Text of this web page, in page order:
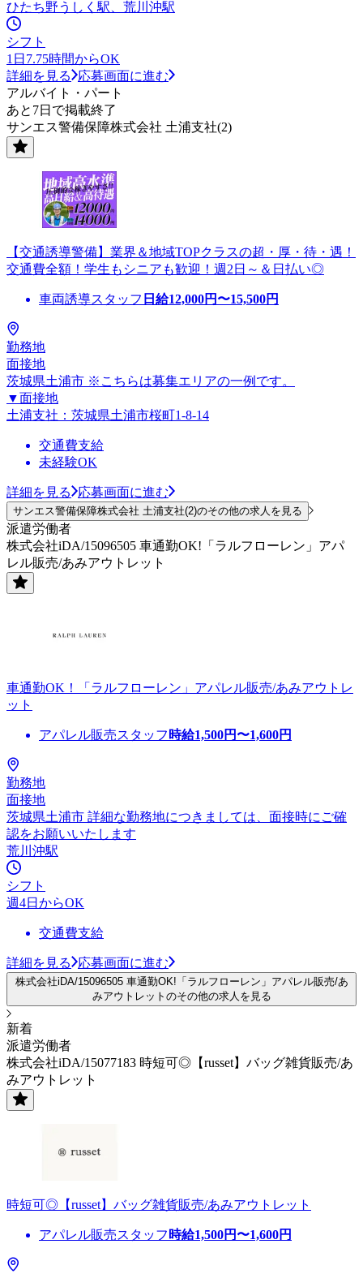
ひたち野うしく駅、荒川沖駅
シフト
1日7.75時間からOK
詳細を見る
応募画面に進む
アルバイト・パート
あと7日で掲載終了
サンエス警備保障株式会社 土浦支社(2)
【交通誘導警備】業界＆地域TOPクラスの超・厚・待・遇！
交通費全額！学生もシニアも歓迎！週2日～＆日払い◎
車両誘導スタッフ 日給12,000円〜15,500円
勤務地
面接地
茨城県土浦市 ※こちらは募集エリアの一例です。
▼面接地
土浦支社：茨城県土浦市桜町1-8-14
交通費支給
未経験OK
詳細を見る 応募画面に進む
サンエス警備保障株式会社 土浦支社(2)のその他の求人を見る
派遣労働者
株式会社iDA/15096505 車通勤OK!「ラルフローレン」アパ
レル販売/あみアウトレット
車通勤OK！「ラルフローレン」アパレル販売/あみアウトレ
ット
アパレル販売スタッフ 時給1,500円〜1,600円
勤務地
面接地
茨城県土浦市 詳細な勤務地につきましては、面接時にご確
認をお願いいたします
荒川沖駅
シフト
週4日からOK
交通費支給
詳細を見る 応募画面に進む
株式会社iDA/15096505 車通勤OK!「ラルフローレン」アパレル販売/あ
みアウトレットのその他の求人を見る
新着
派遣労働者
株式会社iDA/15077183 時短可◎【russet】バッグ雑貨販売/あ
みアウトレット
時短可◎【russet】バッグ雑貨販売/あみアウトレット
アパレル販売スタッフ 時給1,500円〜1,600円